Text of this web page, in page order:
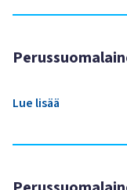
Lue lisää